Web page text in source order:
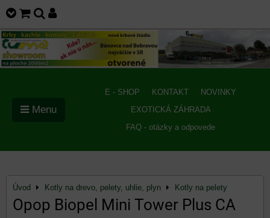
E - SHOP KONTAKT
NOVINKY
EXOTICKÁ ZÁHRADA
FAQ - otázky a odpovede
Menu
Úvod Kotly na drevo, pelety, uhlie, plyn Kotly na pelety
Opop Biopel Mini Tower Plus CA